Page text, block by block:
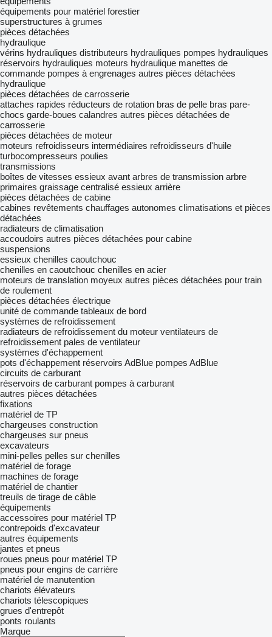
équipements pour matériel forestier
superstructures à grumes
pièces détachées
hydraulique
vérins hydrauliques distributeurs hydrauliques pompes hydrauliques
réservoirs hydrauliques moteurs hydraulique manettes de
commande pompes à engrenages autres pièces détachées
hydraulique
pièces détachées de carrosserie
attaches rapides réducteurs de rotation bras de pelle bras pare-
chocs garde-boues calandres autres pièces détachées de
carrosserie
pièces détachées de moteur
moteurs refroidisseurs intermédiaires refroidisseurs d'huile
turbocompresseurs poulies
transmissions
boîtes de vitesses essieux avant arbres de transmission arbre
primaires graissage centralisé essieux arrière
pièces détachées de cabine
cabines revêtements chauffages autonomes climatisations et pièces
détachées
radiateurs de climatisation
accoudoirs autres pièces détachées pour cabine
suspensions
essieux chenilles caoutchouc
chenilles en caoutchouc chenilles en acier
moteurs de translation moyeux autres pièces détachées pour train
de roulement
pièces détachées électrique
unité de commande tableaux de bord
systèmes de refroidissement
radiateurs de refroidissement du moteur ventilateurs de
refroidissement pales de ventilateur
systèmes d'échappement
pots d'échappement réservoirs AdBlue pompes AdBlue
circuits de carburant
réservoirs de carburant pompes à carburant
autres pièces détachées
fixations
matériel de TP
chargeuses construction
chargeuses sur pneus
excavateurs
mini-pelles pelles sur chenilles
matériel de forage
machines de forage
matériel de chantier
treuils de tirage de câble
équipements
accessoires pour matériel TP
contrepoids d'excavateur
autres équipements
jantes et pneus
roues pneus pour matériel TP
pneus pour engins de carrière
matériel de manutention
chariots élévateurs
chariots télescopiques
grues d'entrepôt
ponts roulants
Marque